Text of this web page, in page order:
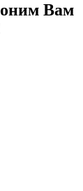
Вам